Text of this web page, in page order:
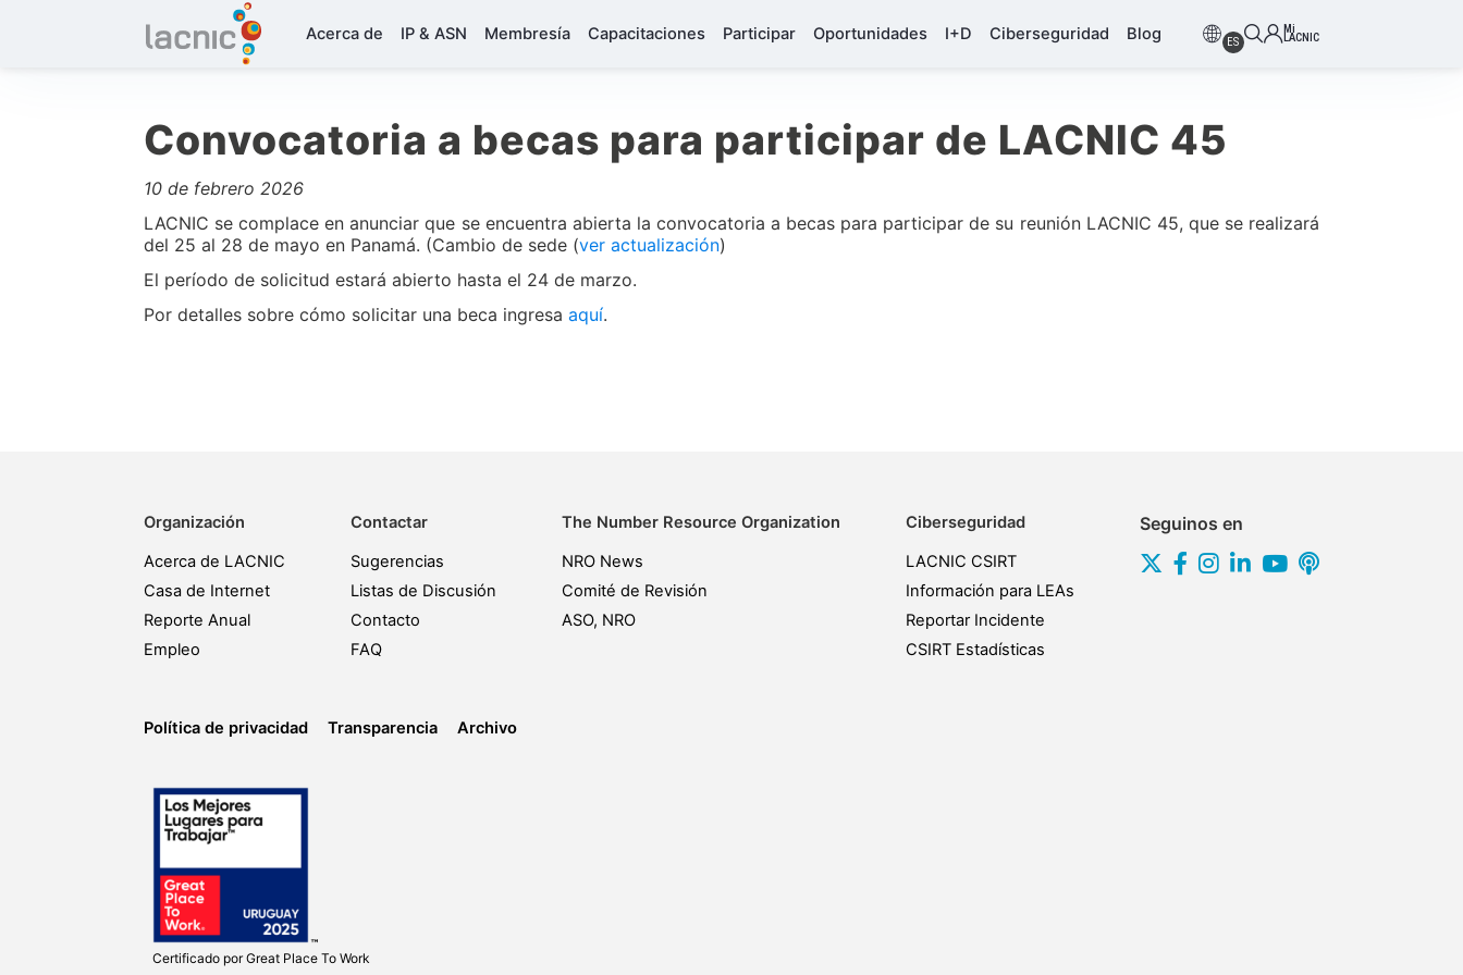
Acerca de IP & ASN Membresía Capacitaciones Participar Oportunidades I+D Ciberseguridad Blog ES
Mi
LACNIC
Convocatoria a becas para participar de LACNIC 45
10 de febrero 2026
LACNIC se complace en anunciar que se encuentra abierta la convocatoria a becas para participar de su reunión LACNIC 45, que se realizará
del 25 al 28 de mayo en Panamá. (Cambio de sede (ver actualización)
El período de solicitud estará abierto hasta el 24 de marzo.
Por detalles sobre cómo solicitar una beca ingresa aquí.
Organización
Acerca de LACNIC
Casa de Internet
Reporte Anual
Empleo
Contactar
Sugerencias
Listas de Discusión
Contacto
FAQ
The Number Resource Organization
NRO News
Comité de Revisión
ASO, NRO
Ciberseguridad
LACNIC CSIRT
Información para LEAs
Reportar Incidente
CSIRT Estadísticas
Política de privacidad Transparencia Archivo
Seguinos en
Certificado porGreat Place To Work